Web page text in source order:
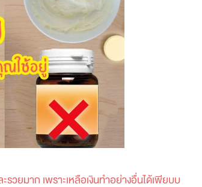
รวยมาก เพราะเหลือเงินทำอย่างอื่นได้เพียบบ